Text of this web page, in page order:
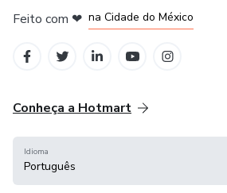
Feito com ❤ na Cidade do México
Conheça a Hotmart
Idioma
Português